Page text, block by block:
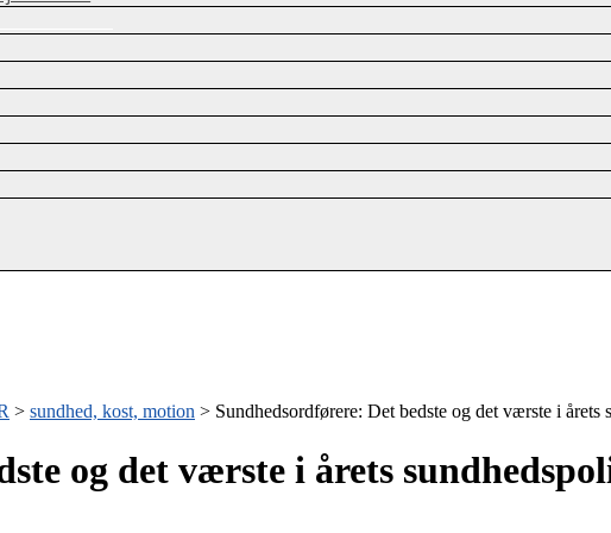
> sundhed, kost, motion > Sundhedsordførere: Det bedste og det værste i årets
og det værste i årets